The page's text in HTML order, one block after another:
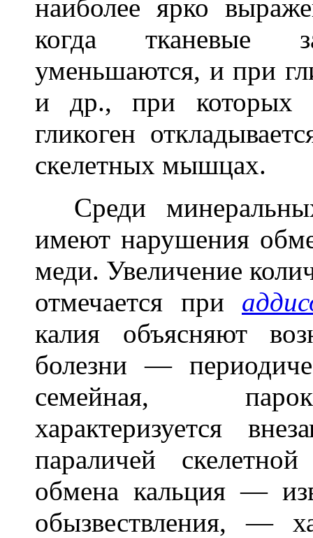
наиболее ярко
когда тканевые
уменьшаются, и при
и др., при которых
гликоген
скелетных мышцах.
Среди
имеют нарушения
меди. Увеличение
отмечается при
калия объясняют
болезни —
семейная,
характеризуется
параличей
обмена кальция —
обызвествления, —